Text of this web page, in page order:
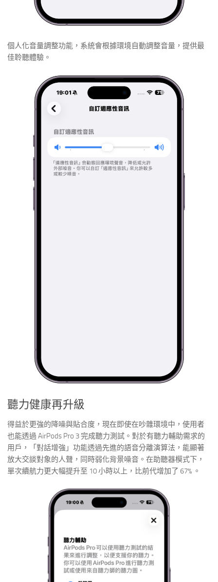
個人化音量調整功能，系統會根據環境自動調整音量，提供最
佳聆聽體驗。
聽力健康再升級
得益於更強的降噪與貼合度，現在即使在吵雜環境中，使用者
也能透過 AirPods Pro 3 完成聽力測試。對於有聽力輔助需求的
用戶，「對話增強」功能透過先進的語音分離演算法，能顯著
放大交談對象的人聲，同時弱化背景噪音。在助聽器模式下，
單次續航力更大幅提升至 10 小時以上，比前代增加了 67% 。